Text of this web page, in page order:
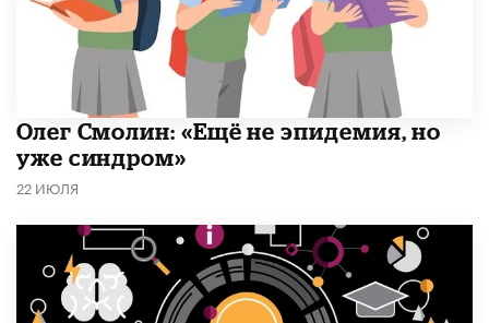
​Олег Смолин: «Ещё не эпидемия, но
уже синдром»
22 ИЮЛЯ